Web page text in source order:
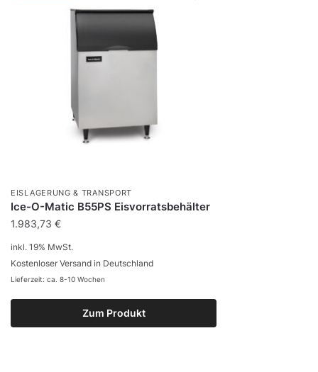
EISLAGERUNG & TRANSPORT
Ice-O-Matic B55PS Eisvorratsbehälter
1.983,73 €
Zum Produkt
inkl. 19% MwSt.
Kostenloser Versand in Deutschland
Lieferzeit: ca. 8-10 Wochen